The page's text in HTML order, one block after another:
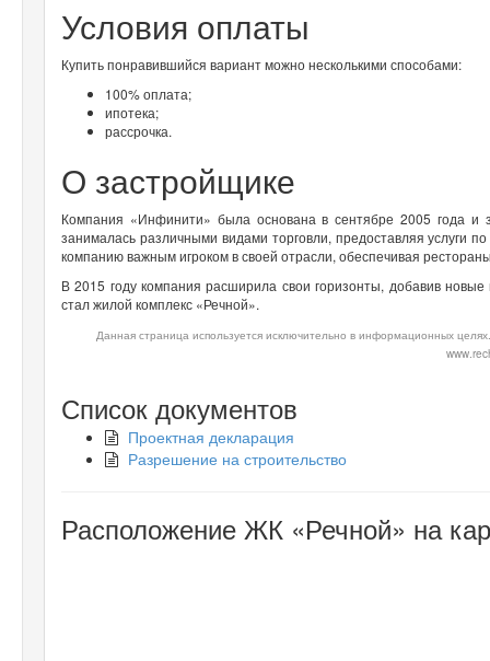
Условия оплаты
Купить понравившийся вариант можно несколькими способами:
100% оплата;
ипотека;
рассрочка.
О застройщике
Компания «Инфинити» была основана в сентябре 2005 года и
занималась различными видами торговли, предоставляя услуги
компанию важным игроком в своей отрасли, обеспечивая
В 2015 году компания расширила свои горизонты, добавив
стал жилой комплекс «Речной».
Данная страница используется исключительно в информационных
Список документов
Проектная декларация
Разрешение на строительство
Расположение ЖК «Речной» на